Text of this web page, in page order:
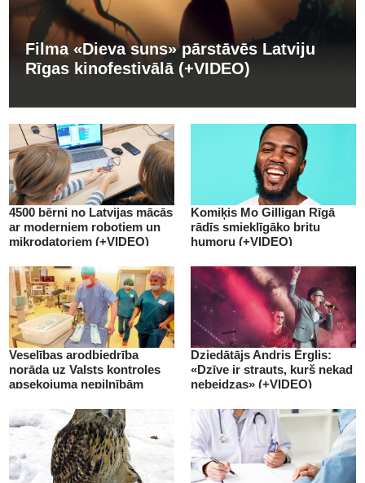
Filma «Dieva suns» pārstāvēs Latviju
Rīgas kinofestivālā (+VIDEO)
4500 bērni no Latvijas mācās
ar moderniem robotiem un
mikrodatoriem (+VIDEO)
Komiķis Mo Gilligan Rīgā
rādīs smieklīgāko britu
humoru (+VIDEO)
Veselības arodbiedrība
norāda uz Valsts kontroles
apsekojuma nepilnībām
Dziedātājs Andris Ērglis:
«Dzīve ir strauts, kurš nekad
nebeidzas» (+VIDEO)